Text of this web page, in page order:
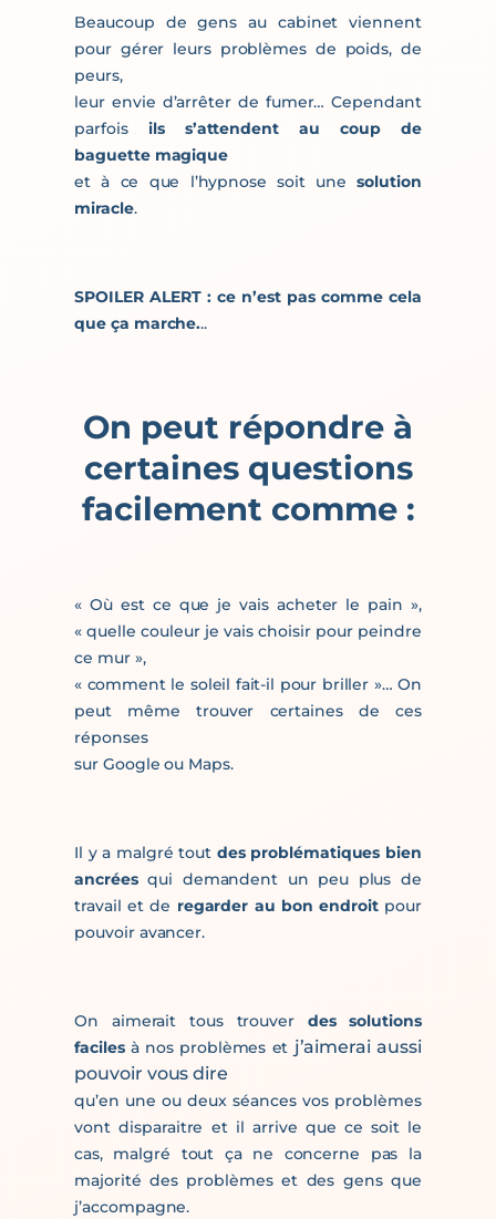
Beaucoup de gens au cabinet viennent
pour gérer leurs problèmes de poids, de
peurs,
leur envie d’arrêter de fumer… Cependant
parfois ils s’attendent au coup de
baguette magique
et à ce que l’hypnose soit unesolution
miracle.
SPOILER ALERT : ce n’est pas comme cela
que ça marche...
On peut répondre à
certaines questions
facilement comme :
« Où est ce que je vais acheter le pain »,
« quelle couleur je vais choisir pour peindre
ce mur »,
« comment le soleil fait-il pour briller »… On
peut même trouver certaines de ces
réponses
sur Google ou Maps.
Il y a malgré tout des problématiques bien
ancréesqui demandent un peu plus de
travail et de regarder au bon endroitpour
pouvoir avancer.
On aimerait tous trouver des solutions
facilesà nos problèmes et j’aimerai aussi
pouvoir vous dire
qu’en une ou deux séances vos problèmes
vont disparaitre et il arrive que ce soit le
cas, malgré tout ça ne concerne pas la
majorité des problèmes et des gens que
j’accompagne.